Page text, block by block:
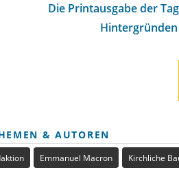
Die Printausgabe der
Hintergründen
& AUTOREN
Emmanuel Macron Kirchliche